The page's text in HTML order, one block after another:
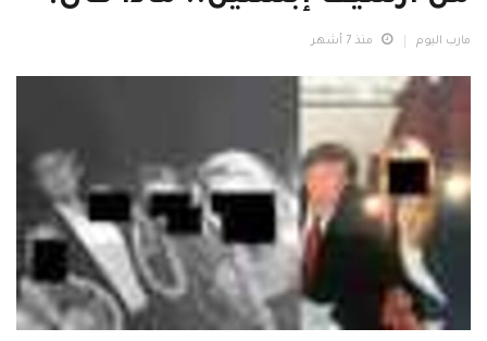
مارب اليوم منذ 7 أشهر